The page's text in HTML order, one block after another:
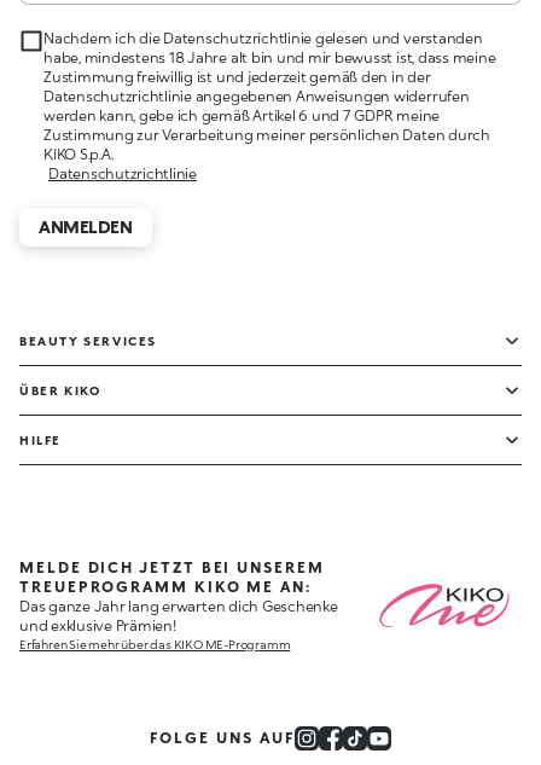
Nachdem ich die Datenschutzrichtlinie gelesen und verstanden
habe, mindestens 18 Jahre alt bin und mir bewusst ist, dass meine
Zustimmung freiwillig ist und jederzeit gemäß den in der
Datenschutzrichtlinie angegebenen Anweisungen widerrufen
werden kann, gebe ich gemäß Artikel 6 und 7 GDPR meine
Zustimmung zur Verarbeitung meiner persönlichen Daten durch
KIKO S.p.A.
Datenschutzrichtlinie
ANMELDEN
BEAUTY SERVICES
ÜBER KIKO
HILFE
MELDE DICH JETZT BEI UNSEREM
TREUEPROGRAMM KIKO ME AN:
Das ganze Jahr lang erwarten dich Geschenke
und exklusive Prämien!
Erfahren Sie mehr über das KIKO ME-Programm
FOLGE UNS AUF